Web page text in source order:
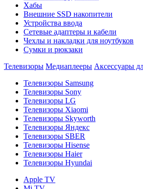
Хабы
Внешние SSD накопители
Устройства ввода
Сетевые адаптеры и кабели
Чехлы и накладки для ноутбуков
Сумки и рюкзаки
Телевизоры Медиаплееры Аксессуары
Телевизоры Samsung
Телевизоры Sony
Телевизоры LG
Телевизоры Xiaomi
Телевизоры Skyworth
Телевизоры Яндекс
Телевизоры SBER
Телевизоры Hisense
Телевизоры Haier
Телевизоры Hyundai
Apple TV